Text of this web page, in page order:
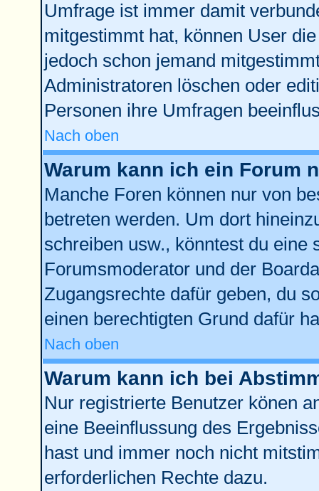
Umfrage ist immer damit
mitgestimmt hat, können User
jedoch schon jemand
Administratoren löschen oder
Personen ihre Umfragen
Nach oben
Warum kann ich ein Forum
Manche Foren können nur von
betreten werden. Um dort
schreiben usw., könntest du eine
Forumsmoderator und der
Zugangsrechte dafür geben, du
einen berechtigten Grund dafür
Nach oben
Warum kann ich bei
Nur registrierte Benutzer könen
eine Beeinflussung des
hast und immer noch nicht
erforderlichen Rechte dazu.